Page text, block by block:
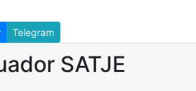
Telegram
SATJE